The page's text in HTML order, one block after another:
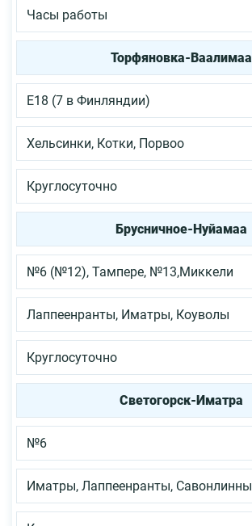
Часы работы
Торфяновка-Ваалимаа
Е18 (7 в Финляндии)
Хельсинки, Котки, Порвоо
Круглосуточно
Брусничное-Нуйамаа
№6 (№12), Тампере, №13,Миккели
Лаппеенранты, Иматры, Коуволы
Круглосуточно
Светогорск-Иматра
№6
Иматры, Лаппеенранты, Савонлинны